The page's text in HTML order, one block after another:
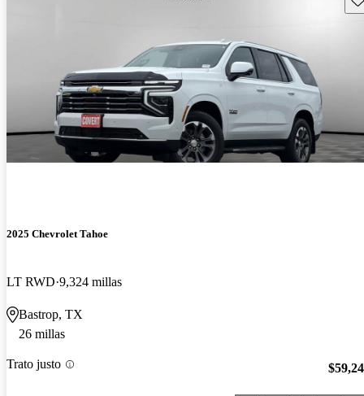
2025 Chevrolet Tahoe
LT RWD 9,324 millas
Bastrop, TX
26 millas
Trato justo